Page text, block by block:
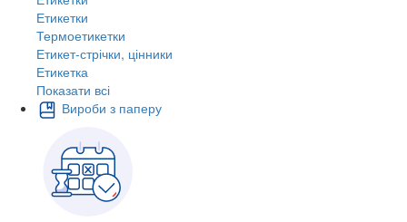
Етикетки
Термоетикетки
Етикет-стрічки, цінники
Етикетка
Показати всі
Вироби з паперу